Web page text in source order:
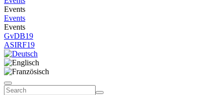
Events
Events
Events
GvDB19
ASIRF19